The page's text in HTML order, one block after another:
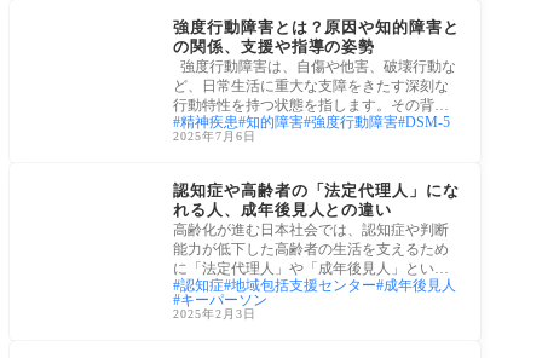
強度行動障害とは？原因や知的障害と
の関係、支援や指導の姿勢
強度行動障害は、自傷や他害、破壊行動な
ど、日常生活に重大な支障をきたす深刻な
行動特性を持つ状態を指します。その背景
には
精神疾患 知的障害 強度行動障害 DSM-5
2025年7月6日
認知症や高齢者の「法定代理人」にな
れる人、成年後見人との違い
高齢化が進む日本社会では、認知症や判断
能力が低下した高齢者の生活を支えるため
に「法定代理人」や「成年後見人」という
制度が
認知症 地域包括支援センター 成年後見人
キーパーソン
2025年2月3日